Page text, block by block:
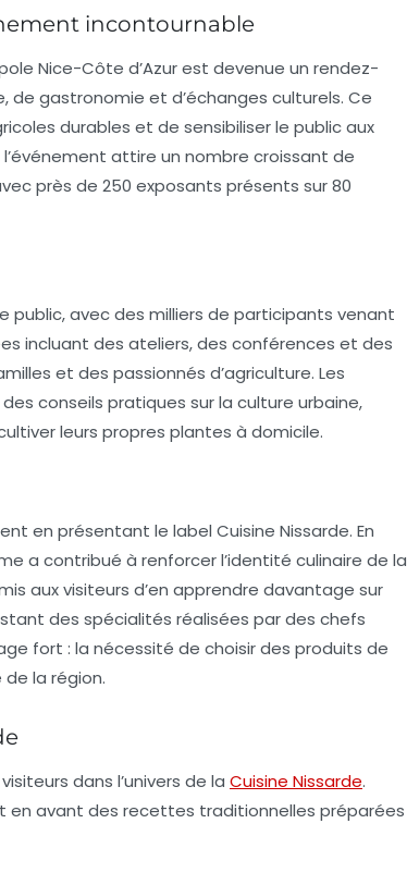
incontournable
Nice-Côte d’Azur est devenue un rendez-
gastronomie et d’échanges culturels. Ce
durables et de sensibiliser le public aux
l’événement attire un nombre croissant de
près de 250 exposants présents sur80
avec des milliers de participants venant
incluant des ateliers, des conférences et des
et des passionnés d’agriculture. Les
conseils pratiques sur la culture urbaine,
leurs propres plantes à domicile.
en présentant le label Cuisine Nissarde. En
a contribué à renforcer l’identité culinaire de la
aux visiteurs d’en apprendre davantage sur
des spécialités réalisées par des chefs
fort : la nécessité de choisir des produits de
la région.
dans l’univers de la Cuisine Nissarde.
en avant des recettes traditionnelles préparées